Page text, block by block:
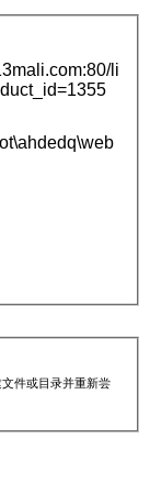
li
件或目录并重新尝